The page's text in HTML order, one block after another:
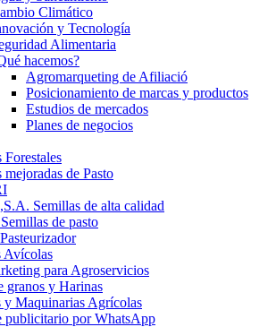
Climático
y Tecnología
Alimentaria
hacemos?
Agromarqueting de Afiliació
Posicionamiento de marcas y productos
Estudios de mercados
Planes de negocios
Forestales
mejoradas de Pasto
Semillas de alta calidad
de pasto
Avícolas
para Agroservicios
granos y Harinas
y Maquinarias Agrícolas
publicitario por WhatsApp